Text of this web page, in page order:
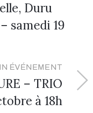
Duru
samedi 19
ÉVÉNEMENT
– TRIO
à 18h